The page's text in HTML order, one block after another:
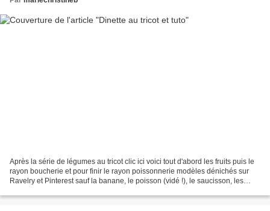
Après la série de légumes au tricot clic ici voici tout d'abord les fruits puis le
rayon boucherie et pour finir le rayon poissonnerie modèles dénichés sur
Ravelry et Pinterest sauf la banane, le poisson (vidé !), le saucisson, les